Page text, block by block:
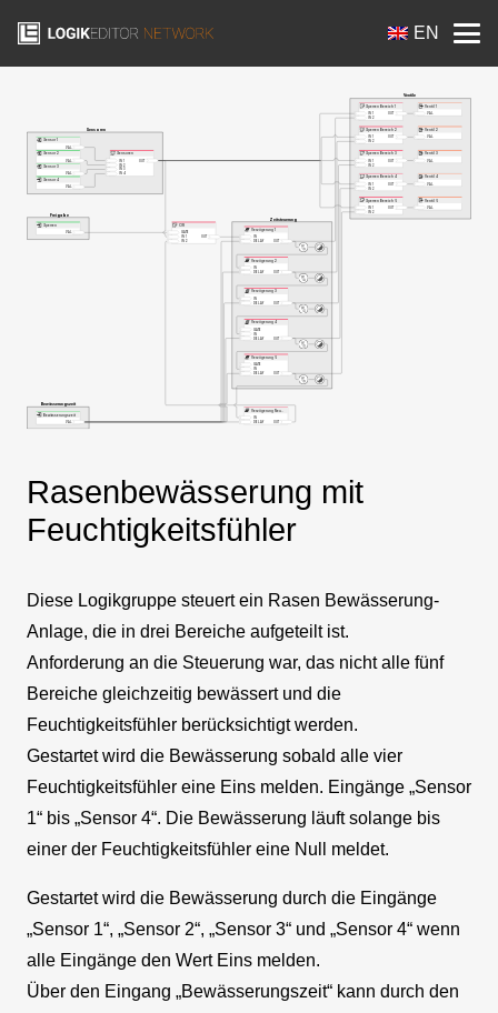
EN
Rasenbewässerung mit
Feuchtigkeitsfühler
Diese Logikgruppe steuert ein Rasen Bewässerung-
Anlage, die in drei Bereiche aufgeteilt ist.
Anforderung an die Steuerung war, das nicht alle fünf
Bereiche gleichzeitig bewässert und die
Feuchtigkeitsfühler berücksichtigt werden.
Gestartet wird die Bewässerung sobald alle vier
Feuchtigkeitsfühler eine Eins melden. Eingänge „Sensor
1“ bis „Sensor 4“. Die Bewässerung läuft solange bis
einer der Feuchtigkeitsfühler eine Null meldet.
Gestartet wird die Bewässerung durch die Eingänge
„Sensor 1“, „Sensor 2“, „Sensor 3“ und „Sensor 4“ wenn
alle Eingänge den Wert Eins melden.
Über den Eingang „Bewässerungszeit“ kann durch den